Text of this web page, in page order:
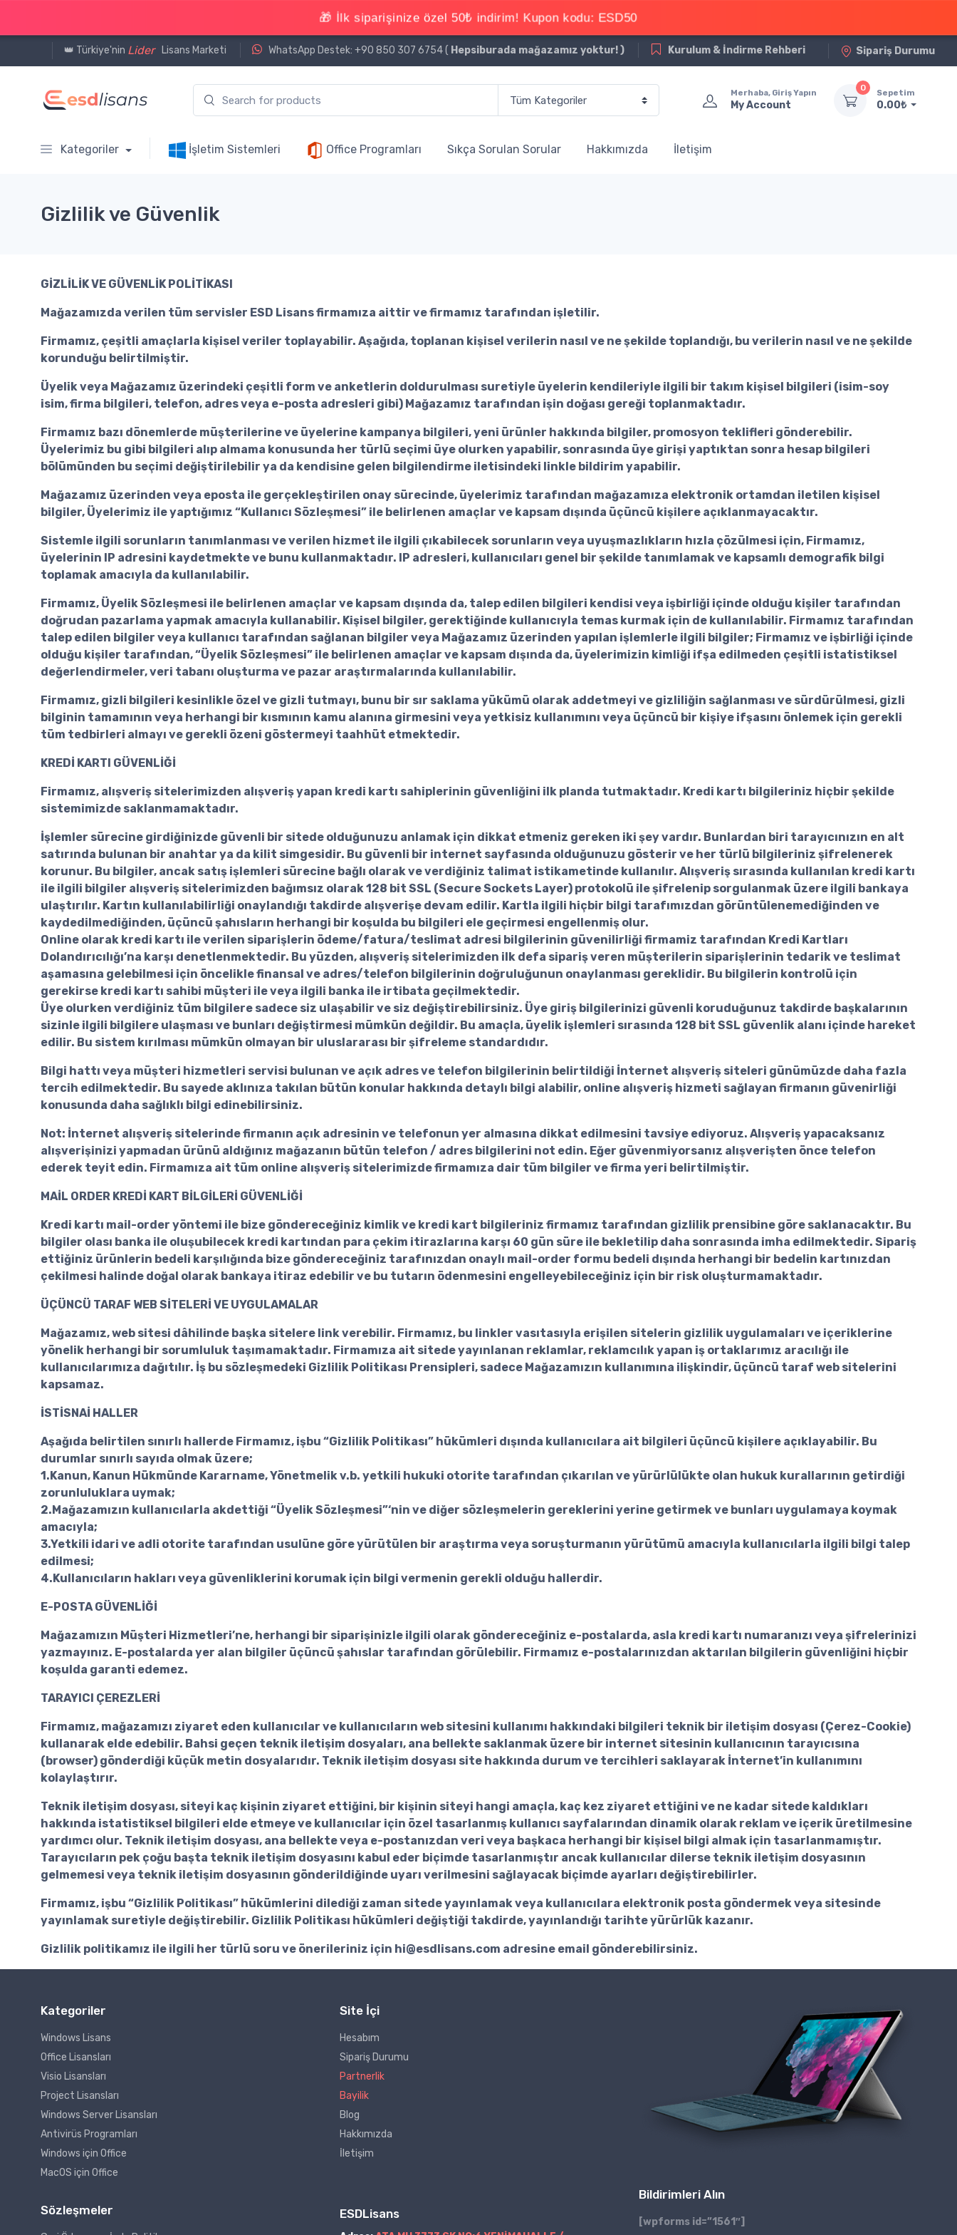
👑 Türkiye'nin Lider Lisans Marketi WhatsApp Destek: +90 850 307 6754 ( Hepsiburada mağazamız yoktur!) Kurulum & İndirme Rehberi Sipariş Durumu
Merhaba, Giriş Yapın
My Account
0
Sepetim
0.00₺
Kategoriler İşletim Sistemleri Office Programları Sıkça Sorulan Sorular Hakkımızda İletişim
Gizlilik ve Güvenlik
GİZLİLİK VE GÜVENLİK POLİTİKASI
Mağazamızda verilen tüm servisler ESD Lisans firmamıza aittir ve firmamız tarafından işletilir.
Firmamız, çeşitli amaçlarla kişisel veriler toplayabilir. Aşağıda, toplanan kişisel verilerin nasıl ve ne şekilde toplandığı, bu verilerin nasıl ve ne şekilde
korunduğu belirtilmiştir.
Üyelik veya Mağazamız üzerindeki çeşitli form ve anketlerin doldurulması suretiyle üyelerin kendileriyle ilgili bir takım kişisel bilgileri (isim-soy
isim, firma bilgileri, telefon, adres veya e-posta adresleri gibi) Mağazamız tarafından işin doğası gereği toplanmaktadır.
Firmamız bazı dönemlerde müşterilerine ve üyelerine kampanya bilgileri, yeni ürünler hakkında bilgiler, promosyon teklifleri gönderebilir.
Üyelerimiz bu gibi bilgileri alıp almama konusunda her türlü seçimi üye olurken yapabilir, sonrasında üye girişi yaptıktan sonra hesap bilgileri
bölümünden bu seçimi değiştirilebilir ya da kendisine gelen bilgilendirme iletisindeki linkle bildirim yapabilir.
Mağazamız üzerinden veya eposta ile gerçekleştirilen onay sürecinde, üyelerimiz tarafından mağazamıza elektronik ortamdan iletilen kişisel
bilgiler, Üyelerimiz ile yaptığımız “Kullanıcı Sözleşmesi” ile belirlenen amaçlar ve kapsam dışında üçüncü kişilere açıklanmayacaktır.
Sistemle ilgili sorunların tanımlanması ve verilen hizmet ile ilgili çıkabilecek sorunların veya uyuşmazlıkların hızla çözülmesi için, Firmamız,
üyelerinin IP adresini kaydetmekte ve bunu kullanmaktadır. IP adresleri, kullanıcıları genel bir şekilde tanımlamak ve kapsamlı demografik bilgi
toplamak amacıyla da kullanılabilir.
Firmamız, Üyelik Sözleşmesi ile belirlenen amaçlar ve kapsam dışında da, talep edilen bilgileri kendisi veya işbirliği içinde olduğu kişiler tarafından
doğrudan pazarlama yapmak amacıyla kullanabilir. Kişisel bilgiler, gerektiğinde kullanıcıyla temas kurmak için de kullanılabilir. Firmamız tarafından
talep edilen bilgiler veya kullanıcı tarafından sağlanan bilgiler veya Mağazamız üzerinden yapılan işlemlerle ilgili bilgiler; Firmamız ve işbirliği içinde
olduğu kişiler tarafından, “Üyelik Sözleşmesi” ile belirlenen amaçlar ve kapsam dışında da, üyelerimizin kimliği ifşa edilmeden çeşitli istatistiksel
değerlendirmeler, veri tabanı oluşturma ve pazar araştırmalarında kullanılabilir.
Firmamız, gizli bilgileri kesinlikle özel ve gizli tutmayı, bunu bir sır saklama yükümü olarak addetmeyi ve gizliliğin sağlanması ve sürdürülmesi, gizli
bilginin tamamının veya herhangi bir kısmının kamu alanına girmesini veya yetkisiz kullanımını veya üçüncü bir kişiye ifşasını önlemek için gerekli
tüm tedbirleri almayı ve gerekli özeni göstermeyi taahhüt etmektedir.
KREDİ KARTI GÜVENLİĞİ
Firmamız, alışveriş sitelerimizden alışveriş yapan kredi kartı sahiplerinin güvenliğini ilk planda tutmaktadır. Kredi kartı bilgileriniz hiçbir şekilde
sistemimizde saklanmamaktadır.
İşlemler sürecine girdiğinizde güvenli bir sitede olduğunuzu anlamak için dikkat etmeniz gereken iki şey vardır. Bunlardan biri tarayıcınızın en alt
satırında bulunan bir anahtar ya da kilit simgesidir. Bu güvenli bir internet sayfasında olduğunuzu gösterir ve her türlü bilgileriniz şifrelenerek
korunur. Bu bilgiler, ancak satış işlemleri sürecine bağlı olarak ve verdiğiniz talimat istikametinde kullanılır. Alışveriş sırasında kullanılan kredi kartı
ile ilgili bilgiler alışveriş sitelerimizden bağımsız olarak 128 bit SSL (Secure Sockets Layer) protokolü ile şifrelenip sorgulanmak üzere ilgili bankaya
ulaştırılır. Kartın kullanılabilirliği onaylandığı takdirde alışverişe devam edilir. Kartla ilgili hiçbir bilgi tarafımızdan görüntülenemediğinden ve
kaydedilmediğinden, üçüncü şahısların herhangi bir koşulda bu bilgileri ele geçirmesi engellenmiş olur.
Online olarak kredi kartı ile verilen siparişlerin ödeme/fatura/teslimat adresi bilgilerinin güvenilirliği firmamiz tarafından Kredi Kartları
Dolandırıcılığı’na karşı denetlenmektedir. Bu yüzden, alışveriş sitelerimizden ilk defa sipariş veren müşterilerin siparişlerinin tedarik ve teslimat
aşamasına gelebilmesi için öncelikle finansal ve adres/telefon bilgilerinin doğruluğunun onaylanması gereklidir. Bu bilgilerin kontrolü için
gerekirse kredi kartı sahibi müşteri ile veya ilgili banka ile irtibata geçilmektedir.
Üye olurken verdiğiniz tüm bilgilere sadece siz ulaşabilir ve siz değiştirebilirsiniz. Üye giriş bilgilerinizi güvenli koruduğunuz takdirde başkalarının
sizinle ilgili bilgilere ulaşması ve bunları değiştirmesi mümkün değildir. Bu amaçla, üyelik işlemleri sırasında 128 bit SSL güvenlik alanı içinde hareket
edilir. Bu sistem kırılması mümkün olmayan bir uluslararası bir şifreleme standardıdır.
Bilgi hattı veya müşteri hizmetleri servisi bulunan ve açık adres ve telefon bilgilerinin belirtildiği İnternet alışveriş siteleri günümüzde daha fazla
tercih edilmektedir. Bu sayede aklınıza takılan bütün konular hakkında detaylı bilgi alabilir, online alışveriş hizmeti sağlayan firmanın güvenirliği
konusunda daha sağlıklı bilgi edinebilirsiniz.
Not: İnternet alışveriş sitelerinde firmanın açık adresinin ve telefonun yer almasına dikkat edilmesini tavsiye ediyoruz. Alışveriş yapacaksanız
alışverişinizi yapmadan ürünü aldığınız mağazanın bütün telefon / adres bilgilerini not edin. Eğer güvenmiyorsanız alışverişten önce telefon
ederek teyit edin. Firmamıza ait tüm online alışveriş sitelerimizde firmamıza dair tüm bilgiler ve firma yeri belirtilmiştir.
MAİL ORDER KREDİ KART BİLGİLERİ GÜVENLİĞİ
Kredi kartı mail-order yöntemi ile bize göndereceğiniz kimlik ve kredi kart bilgileriniz firmamız tarafından gizlilik prensibine göre saklanacaktır. Bu
bilgiler olası banka ile oluşubilecek kredi kartından para çekim itirazlarına karşı 60 gün süre ile bekletilip daha sonrasında imha edilmektedir. Sipariş
ettiğiniz ürünlerin bedeli karşılığında bize göndereceğiniz tarafınızdan onaylı mail-order formu bedeli dışında herhangi bir bedelin kartınızdan
çekilmesi halinde doğal olarak bankaya itiraz edebilir ve bu tutarın ödenmesini engelleyebileceğiniz için bir risk oluşturmamaktadır.
ÜÇÜNCÜ TARAF WEB SİTELERİ VE UYGULAMALAR
Mağazamız, web sitesi dâhilinde başka sitelere link verebilir. Firmamız, bu linkler vasıtasıyla erişilen sitelerin gizlilik uygulamaları ve içeriklerine
yönelik herhangi bir sorumluluk taşımamaktadır. Firmamıza ait sitede yayınlanan reklamlar, reklamcılık yapan iş ortaklarımız aracılığı ile
kullanıcılarımıza dağıtılır. İş bu sözleşmedeki Gizlilik Politikası Prensipleri, sadece Mağazamızın kullanımına ilişkindir, üçüncü taraf web sitelerini
kapsamaz.
İSTİSNAİ HALLER
Aşağıda belirtilen sınırlı hallerde Firmamız, işbu “Gizlilik Politikası” hükümleri dışında kullanıcılara ait bilgileri üçüncü kişilere açıklayabilir. Bu
durumlar sınırlı sayıda olmak üzere;
1.Kanun, Kanun Hükmünde Kararname, Yönetmelik v.b. yetkili hukuki otorite tarafından çıkarılan ve yürürlülükte olan hukuk kurallarının getirdiği
zorunluluklara uymak;
2.Mağazamızın kullanıcılarla akdettiği “Üyelik Sözleşmesi”‘nin ve diğer sözleşmelerin gereklerini yerine getirmek ve bunları uygulamaya koymak
amacıyla;
3.Yetkili idari ve adli otorite tarafından usulüne göre yürütülen bir araştırma veya soruşturmanın yürütümü amacıyla kullanıcılarla ilgili bilgi talep
edilmesi;
4.Kullanıcıların hakları veya güvenliklerini korumak için bilgi vermenin gerekli olduğu hallerdir.
E-POSTA GÜVENLİĞİ
Mağazamızın Müşteri Hizmetleri’ne, herhangi bir siparişinizle ilgili olarak göndereceğiniz e-postalarda, asla kredi kartı numaranızı veya şifrelerinizi
yazmayınız. E-postalarda yer alan bilgiler üçüncü şahıslar tarafından görülebilir. Firmamız e-postalarınızdan aktarılan bilgilerin güvenliğini hiçbir
koşulda garanti edemez.
TARAYICI ÇEREZLERİ
Firmamız, mağazamızı ziyaret eden kullanıcılar ve kullanıcıların web sitesini kullanımı hakkındaki bilgileri teknik bir iletişim dosyası (Çerez-Cookie)
kullanarak elde edebilir. Bahsi geçen teknik iletişim dosyaları, ana bellekte saklanmak üzere bir internet sitesinin kullanıcının tarayıcısına
(browser) gönderdiği küçük metin dosyalarıdır. Teknik iletişim dosyası site hakkında durum ve tercihleri saklayarak İnternet’in kullanımını
kolaylaştırır.
Teknik iletişim dosyası, siteyi kaç kişinin ziyaret ettiğini, bir kişinin siteyi hangi amaçla, kaç kez ziyaret ettiğini ve ne kadar sitede kaldıkları
hakkında istatistiksel bilgileri elde etmeye ve kullanıcılar için özel tasarlanmış kullanıcı sayfalarından dinamik olarak reklam ve içerik üretilmesine
yardımcı olur. Teknik iletişim dosyası, ana bellekte veya e-postanızdan veri veya başkaca herhangi bir kişisel bilgi almak için tasarlanmamıştır.
Tarayıcıların pek çoğu başta teknik iletişim dosyasını kabul eder biçimde tasarlanmıştır ancak kullanıcılar dilerse teknik iletişim dosyasının
gelmemesi veya teknik iletişim dosyasının gönderildiğinde uyarı verilmesini sağlayacak biçimde ayarları değiştirebilirler.
Firmamız, işbu “Gizlilik Politikası” hükümlerini dilediği zaman sitede yayınlamak veya kullanıcılara elektronik posta göndermek veya sitesinde
yayınlamak suretiyle değiştirebilir. Gizlilik Politikası hükümleri değiştiği takdirde, yayınlandığı tarihte yürürlük kazanır.
Gizlilik politikamız ile ilgili her türlü soru ve önerileriniz için hi@esdlisans.com adresine email gönderebilirsiniz.
Kategoriler
Windows Lisans
Office Lisansları
Visio Lisansları
Project Lisansları
Windows Server Lisansları
Antivirüs Programları
Windows için Office
MacOS için Office
Sözleşmeler
Site İçi
Hesabım
Sipariş Durumu
Partnerlik
Bayilik
Blog
Hakkımızda
İletişim
ESDLisans
Bildirimleri Alın
[wpforms id=”1561″]